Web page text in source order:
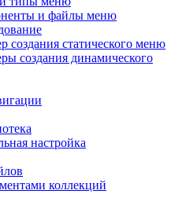
и файлы меню
создания статического меню
создания динамического
настройка
коллекций